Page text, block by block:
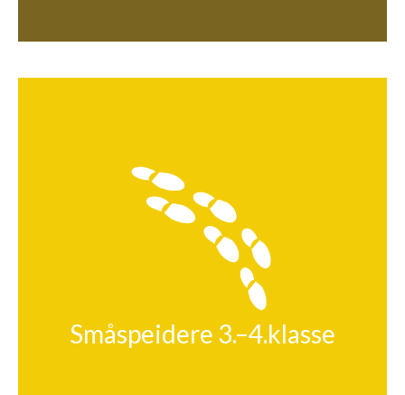
Småspeidere 3.–4.klasse